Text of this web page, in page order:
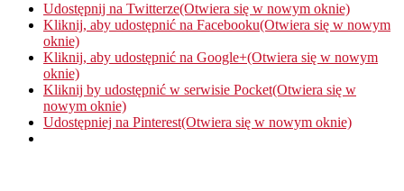
Udostępnij na Twitterze(Otwiera się w nowym oknie)
Kliknij, aby udostępnić na Facebooku(Otwiera się w nowym
oknie)
Kliknij, aby udostępnić na Google+(Otwiera się w nowym
oknie)
Kliknij by udostępnić w serwisie Pocket(Otwiera się w
nowym oknie)
Udostępniej na Pinterest(Otwiera się w nowym oknie)